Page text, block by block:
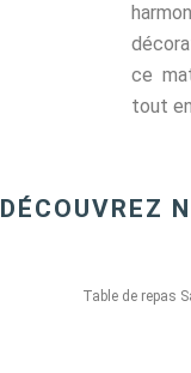
ce
tout
DÉCOUVREZ
Table de repas